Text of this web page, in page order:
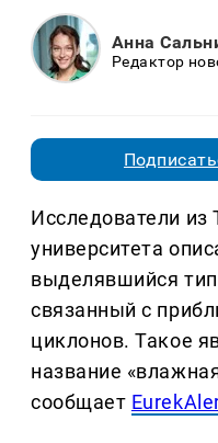
Анна
Редактор
Исследователи из
университета
выделявшийся
связанный с
циклонов. Такое
название
сообщает